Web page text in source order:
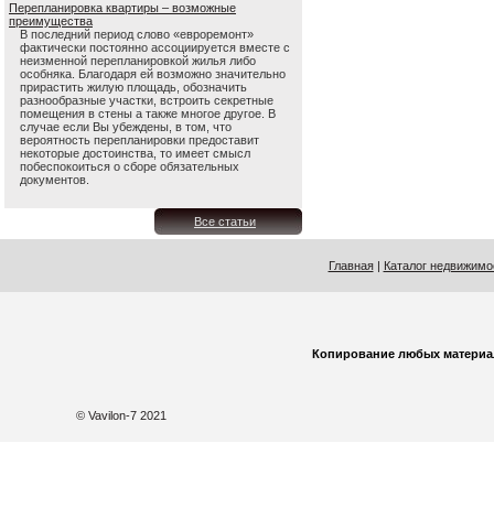
Перепланировка квартиры – возможные
преимущества
В последний период слово «евроремонт»
фактически постоянно ассоциируется вместе с
неизменной перепланировкой жилья либо
особняка. Благодаря ей возможно значительно
прирастить жилую площадь, обозначить
разнообразные участки, встроить секретные
помещения в стены а также многое другое. В
случае если Вы убеждены, в том, что
вероятность перепланировки предоставит
некоторые достоинства, то имеет смысл
побеспокоиться о сборе обязательных
документов.
Все статьи
Главная| Каталог
Копирование любых
© Vavilon-7 2021